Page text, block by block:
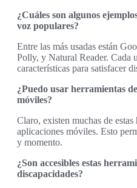
¿Cuáles son algunos
voz populares?
Entre las más usadas están
Polly, y Natural Reader. Cada
características para satisfacer
¿Puedo usar herramientas
móviles?
Claro, existen muchas de
aplicaciones móviles. Esto
y momento.
¿Son accesibles estas
discapacidades?